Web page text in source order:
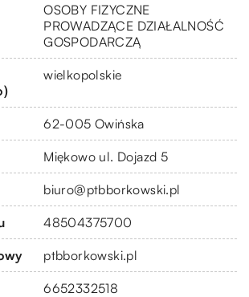
OSOBY FIZYCZNE
PROWADZĄCE DZIAŁALNOŚĆ
GOSPODARCZĄ
wielkopolskie
62-005 Owińska
Miękowo ul. Dojazd 5
biuro@ptbborkowski.pl
48504375700
ptbborkowski.pl
6652332518